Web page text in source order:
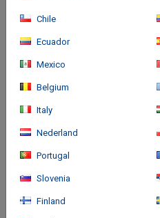
Cómo llegar
centrally located in Salisbury,
Salisbury University and Centre
Chile
Ecuador
Mexico
Belgium
Italy
Nederland
Portugal
Slovenia
Finland